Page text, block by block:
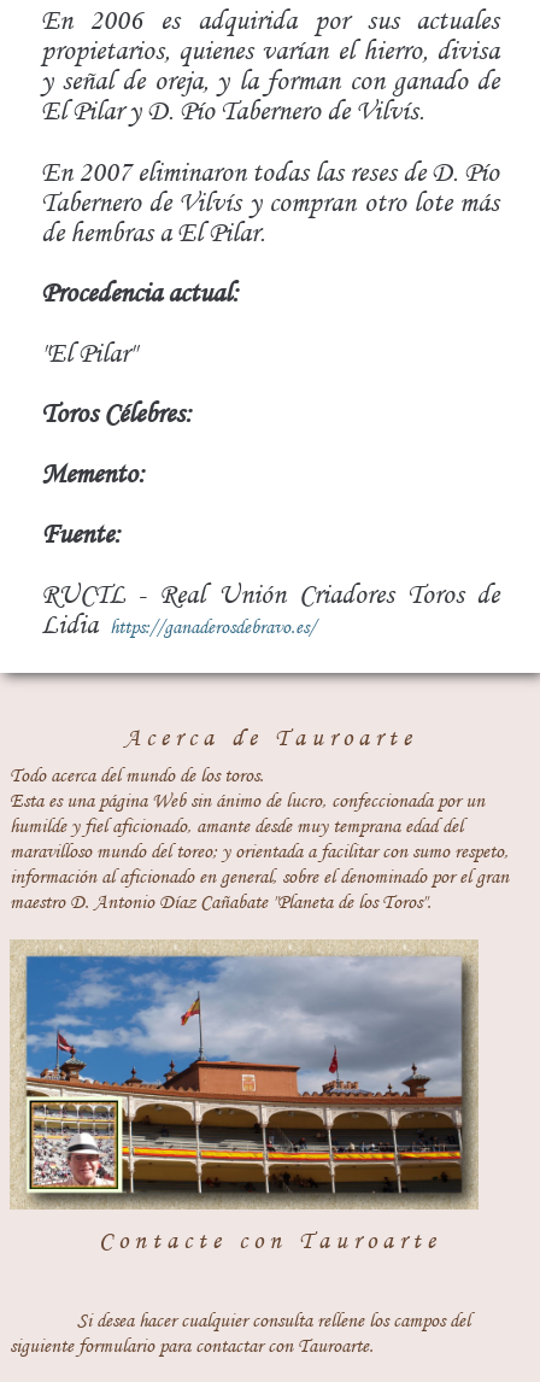
En 2006 es adquirida por sus actuales
propietarios, quienes varían el hierro, divisa
y señal de oreja, y la forman con ganado de
El Pilar y D. Pío Tabernero de Vilvís.
En 2007 eliminaron todas las reses de D. Pío
Tabernero de Vilvís y compran otro lote más
de hembras a El Pilar.
Procedencia actual:
"El Pilar"
Toros Célebres:
Memento:
Fuente:
RUCTL - Real Unión Criadores Toros de
Lidia https://ganaderosdebravo.es/
Acerca de Tauroarte
Todo acerca del mundo de los toros.
Esta es una página Web sin ánimo de lucro, confeccionada por un
humilde y fiel aficionado, amante desde muy temprana edad del
maravilloso mundo del toreo; y orientada a facilitar con sumo respeto,
información al aficionado en general, sobre el denominado por el gran
maestro D. Antonio Díaz Cañabate "Planeta de los Toros".
Contacte con Tauroarte
Si desea hacer cualquier consulta rellene los campos del
siguiente formulario para contactar con Tauroarte.